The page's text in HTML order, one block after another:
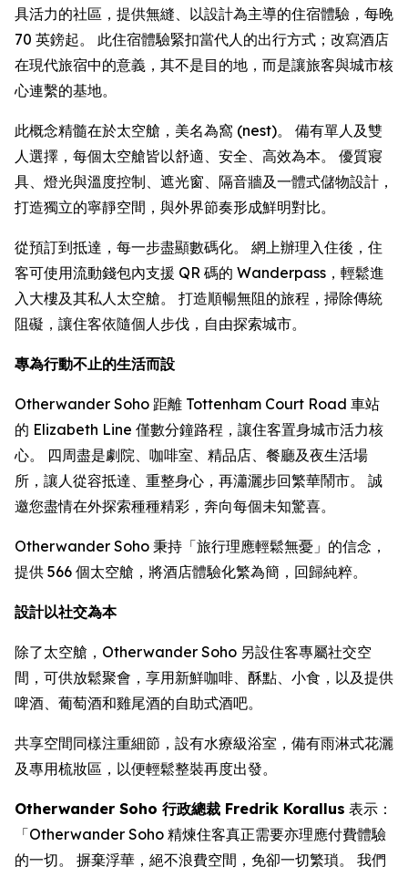
具活力的社區，提供無縫、以設計為主導的住宿體驗，每晚
70 英鎊起。 此住宿體驗緊扣當代人的出行方式；改寫酒店
在現代旅宿中的意義，其不是目的地，而是讓旅客與城市核
心連繫的基地。
此概念精髓在於太空艙，美名為窩 (nest)。 備有單人及雙
人選擇，每個太空艙皆以舒適、安全、高效為本。 優質寢
具、燈光與溫度控制、遮光窗、隔音牆及一體式儲物設計，
打造獨立的寧靜空間，與外界節奏形成鮮明對比。
從預訂到抵達，每一步盡顯數碼化。 網上辦理入住後，住
客可使用流動錢包內支援 QR 碼的 Wanderpass，輕鬆進
入大樓及其私人太空艙。 打造順暢無阻的旅程，掃除傳統
阻礙，讓住客依隨個人步伐，自由探索城市。
專為行動不止的生活而設
Otherwander Soho 距離 Tottenham Court Road 車站
的 Elizabeth Line 僅數分鐘路程，讓住客置身城市活力核
心。 四周盡是劇院、咖啡室、精品店、餐廳及夜生活場
所，讓人從容抵達、重整身心，再瀟灑步回繁華鬧市。 誠
邀您盡情在外探索種種精彩，奔向每個未知驚喜。
Otherwander Soho 秉持「旅行理應輕鬆無憂」的信念，
提供 566 個太空艙，將酒店體驗化繁為簡，回歸純粹。
設計以社交為本
除了太空艙，Otherwander Soho 另設住客專屬社交空
間，可供放鬆聚會，享用新鮮咖啡、酥點、小食，以及提供
啤酒、葡萄酒和雞尾酒的自助式酒吧。
共享空間同樣注重細節，設有水療級浴室，備有雨淋式花灑
及專用梳妝區，以便輕鬆整裝再度出發。
Otherwander Soho 行政總裁 Fredrik Korallus 表示：
「Otherwander Soho 精煉住客真正需要亦理應付費體驗
的一切。 摒棄浮華，絕不浪費空間，免卻一切繁瑣。 我們